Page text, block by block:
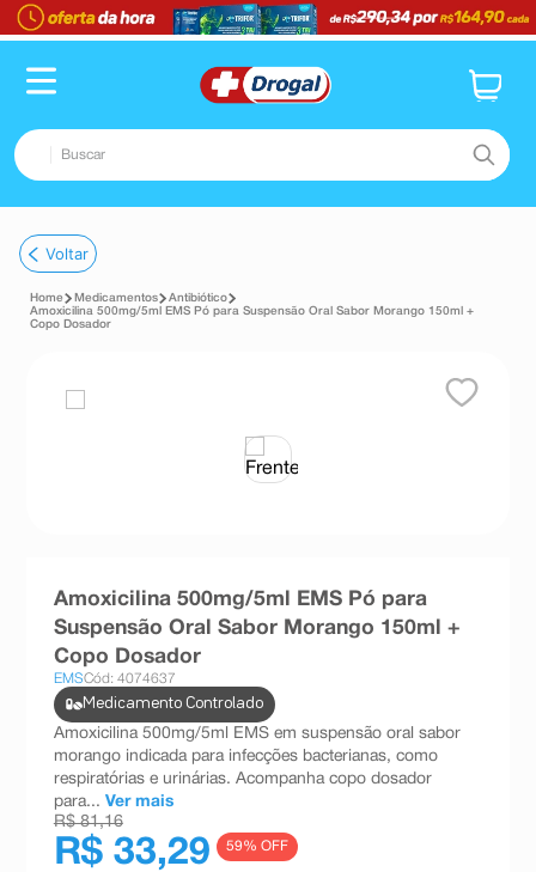
Buscar
1º fralda
2º pampers confort sec max
lenço umedecido
esmalte
ºabsorvente
Voltar
Medicamentos
Antibiótico
Amoxicilina 500mg/5ml EMS Pó para Suspensão Oral Sabor Morango 150ml +
Copo Dosador
Amoxicilina 500mg/5ml EMS Pó para
Suspensão Oral Sabor Morango 150ml +
Copo Dosador
EMSCód: 4074637
Medicamento Controlado
Amoxicilina 500mg/5ml EMS em suspensão oral sabor
morango indicada para infecções bacterianas, como
respiratórias e urinárias. Acompanha copo dosador
para... Ver mais
R$ 81,16
R$ 33,29 59% OFF